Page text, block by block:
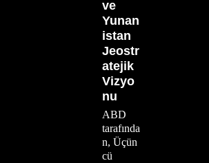
ve
Yunan
istan
Jeostr
atejik
Vizyo
nu
ABD
tarafında
n, Üçün
cü